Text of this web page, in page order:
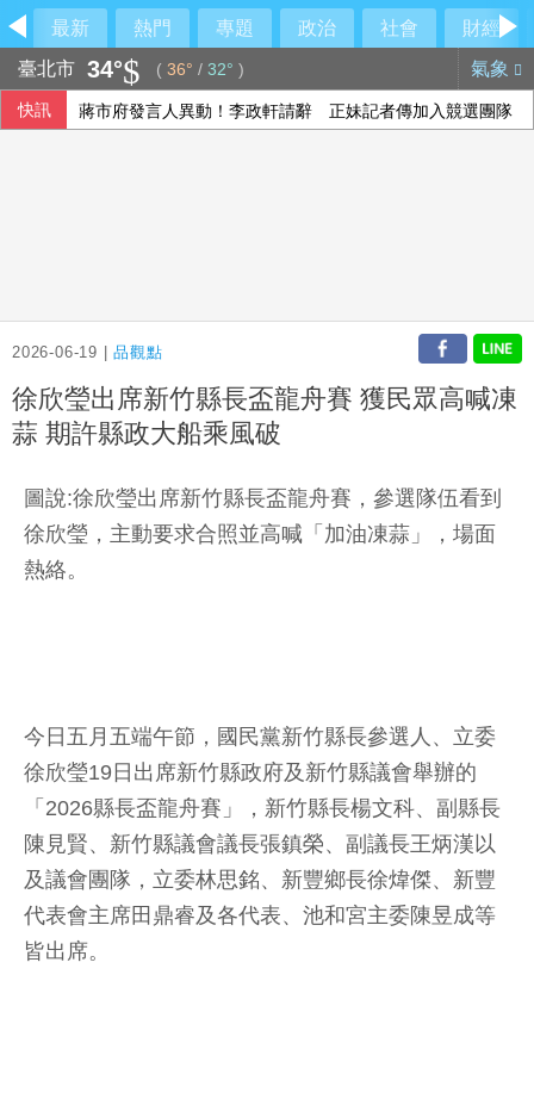
最新 熱門 專題 政治 社會
財經
臺北市 34° ( 36° / 32° ) 氣象
快訊 蔣市府發言人異動！李政軒請辭 正妹記者傳加入競選團隊
2026-06-19 |品觀點
徐欣瑩出席新竹縣長盃龍舟賽 獲民眾高喊凍
蒜 期許縣政大船乘風破
圖說:徐欣瑩出席新竹縣長盃龍舟賽，參選隊伍看到
徐欣瑩，主動要求合照並高喊「加油凍蒜」，場面
熱絡。
今日五月五端午節，國民黨新竹縣長參選人、立委
徐欣瑩19日出席新竹縣政府及新竹縣議會舉辦的
「2026縣長盃龍舟賽」，新竹縣長楊文科、副縣長
陳見賢、新竹縣議會議長張鎮榮、副議長王炳漢以
及議會團隊，立委林思銘、新豐鄉長徐煒傑、新豐
代表會主席田鼎睿及各代表、池和宮主委陳昱成等
皆出席。